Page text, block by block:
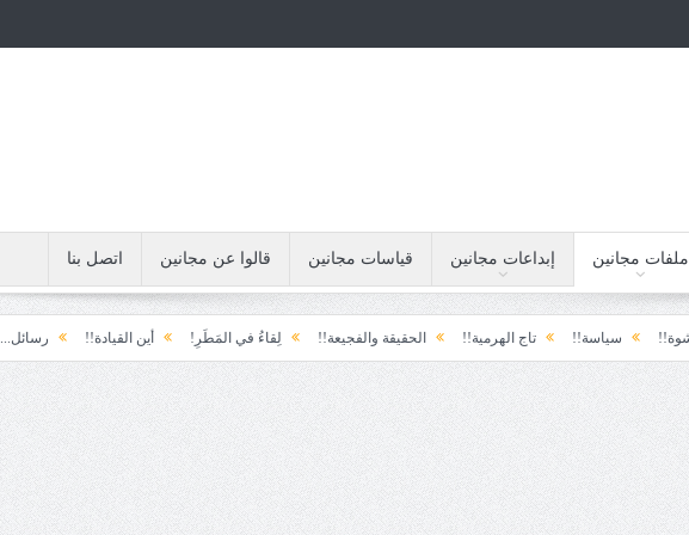
ملفات مجانين إبداعات مجانين قياسات مجانين قالوا عن مجانين اتصل بنا
سياسة!! تاج الهرمية!! الحقيقة والفجيعة!! لِقاءُ في المَطَرِ! أين القيادة!! رسائل... لم أرسلها!